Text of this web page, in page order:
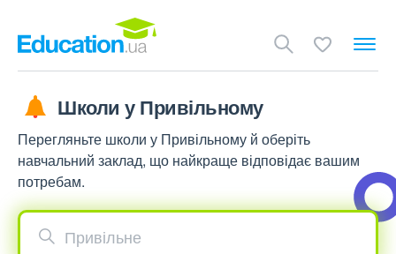
Школи у Привільному
Перегляньте школи у Привільному й оберіть
навчальний заклад, що найкраще відповідає вашим
потребам.
Привільне